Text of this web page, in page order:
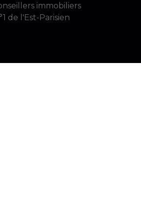
immobiliers
de l'Est-Parisien